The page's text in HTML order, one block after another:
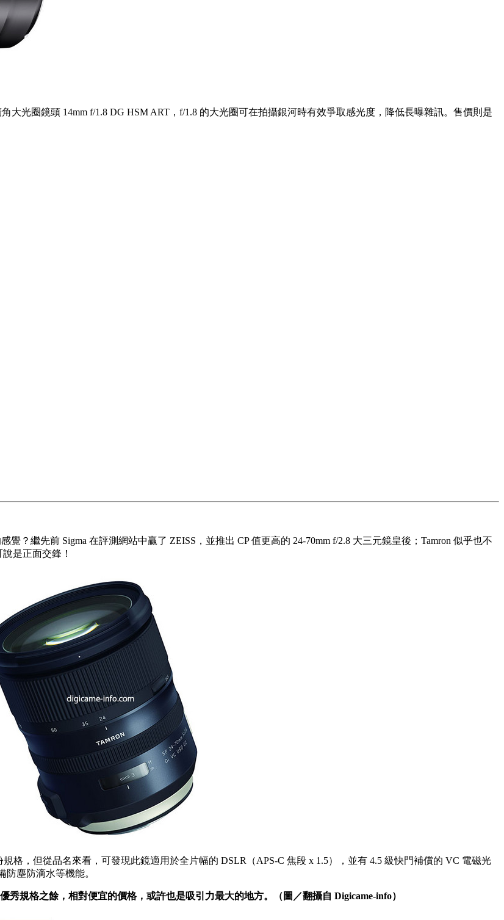
大光圈鏡頭 14mm f/1.8 DG HSM ART，f/1.8 的大光圈可在拍攝銀河時有效爭取感光度，降低長曝雜訊。售價則是
？繼先前 Sigma 在評測網站中贏了 ZEISS，並推出 CP 值更高的 24-70mm f/2.8 大三元鏡皇後；Tamron 似乎也不
是正面交鋒！
格，但從品名來看，可發現此鏡適用於全片幅的 DSLR（APS-C 焦段 x 1.5），並有 4.5 級快門補償的 VC 電磁光
塵防滴水等機能。
規格之餘，相對便宜的價格，或許也是吸引力最大的地方。（圖／翻攝自 Digicame-info）